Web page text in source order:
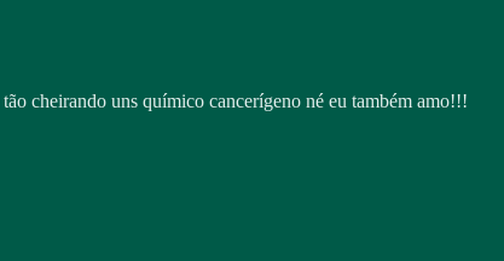
cheirando uns químico cancerígeno né eu também amo!!!